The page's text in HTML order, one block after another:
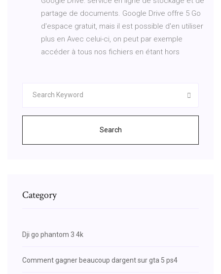
partage de documents. Google Drive offre 5 Go
d'espace gratuit, mais il est possible d'en utiliser
plus en Avec celui-ci, on peut par exemple
accéder à tous nos fichiers en étant hors
Search
Category
Dji go phantom 3 4k
Comment gagner beaucoup dargent sur gta 5 ps4